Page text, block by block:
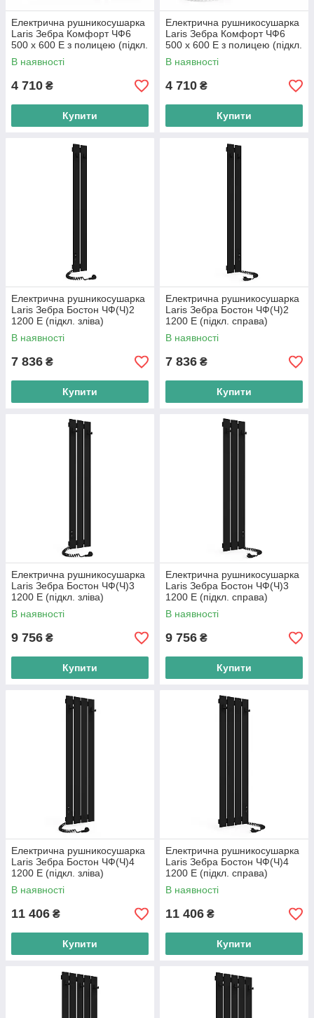
Електрична рушникосушарка
Laris Зебра Комфорт ЧФ6
500 х 600 Е з полицею (підкл.
справа) R3
В наявності
4 710 ₴
Купити
Електрична рушникосушарка
Laris Зебра Комфорт ЧФ6
500 х 600 Е з полицею (підкл.
зліва) R3
В наявності
4 710 ₴
Купити
Електрична рушникосушарка
Laris Зебра Бостон ЧФ(Ч)2
1200 Е (підкл. зліва)
В наявності
7 836 ₴
Купити
Електрична рушникосушарка
Laris Зебра Бостон ЧФ(Ч)2
1200 Е (підкл. справа)
В наявності
7 836 ₴
Купити
Електрична рушникосушарка
Laris Зебра Бостон ЧФ(Ч)3
1200 Е (підкл. зліва)
В наявності
9 756 ₴
Купити
Електрична рушникосушарка
Laris Зебра Бостон ЧФ(Ч)3
1200 Е (підкл. справа)
В наявності
9 756 ₴
Купити
Електрична рушникосушарка
Laris Зебра Бостон ЧФ(Ч)4
1200 Е (підкл. зліва)
В наявності
11 406 ₴
Купити
Електрична рушникосушарка
Laris Зебра Бостон ЧФ(Ч)4
1200 Е (підкл. справа)
В наявності
11 406 ₴
Купити